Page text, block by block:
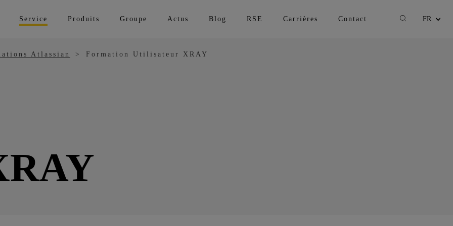
Service Produits Groupe Actus Blog RSE Carrières Contact Recherche
Changer la
FR
Atlassian Formation Utilisateur XRAY